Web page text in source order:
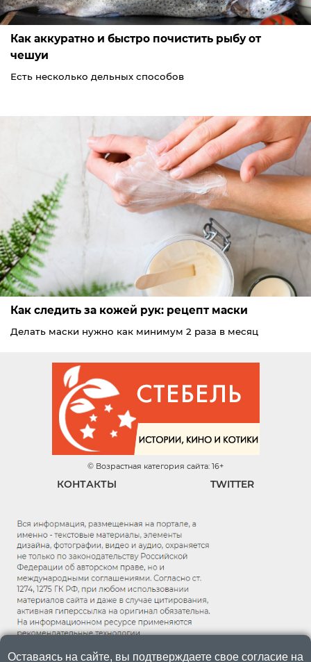
Как аккуратно и быстро почистить рыбу от
чешуи
Есть несколько дельных способов
Как следить за кожей рук: рецепт маски
Делать маски нужно как минимум 2 раза в месяц
© Возрастная категория сайта: 16+
КОНТАКТЫ TWITTER
Оставаясь на сайте, вы подтверждаете свое согласие на